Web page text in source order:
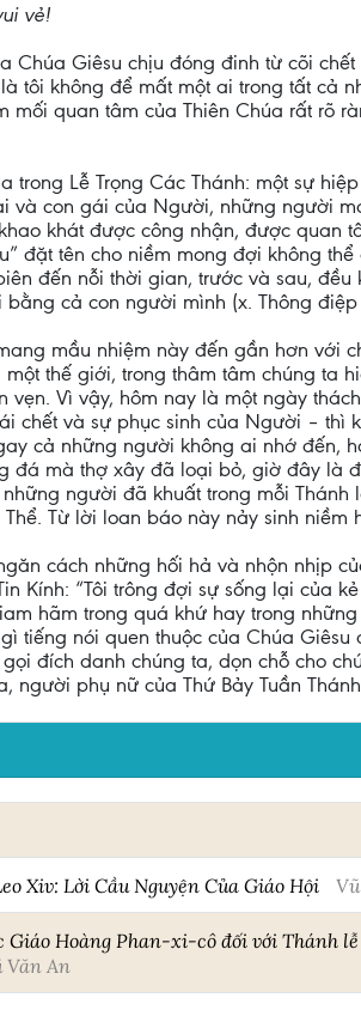
vẻ!
Chúa Giêsu chịu đóng đinh từ cõi
tôi không để mất một ai trong tất cả
mối quan tâm của Thiên Chúa rất rõ
Lễ Trọng Các Thánh: một sự
và con gái của Người, những người
khát được công nhận, được quan
đặt tên cho niềm mong đợi không
đến nỗi thời gian, trước và sau, đều
cả con người mình (x. Thông điệp
mầu nhiệm này đến gần hơn với
thế giới, trong thâm tâm chúng ta
Vì vậy, hôm nay là một ngày
chết và sự phục sinh của Người – thì
cả những người không ai nhớ
mà thợ xây đã loại bỏ, giờ đây là
người đã khuất trong mỗi
Từ lời loan báo này nảy sinh niềm
cách những hối hả và nhộn nhịp
Kính: “Tôi trông đợi sự sống lại của
hãm trong quá khứ hay trong
tiếng nói quen thuộc của Chúa
đích danh chúng ta, dọn chỗ cho
người phụ nữ của Thứ Bảy Tuần
Xiv: Lời Cầu Nguyện Của Giáo Hội
Giáo Hoàng Phan-xi-cô đối với Thánh
Văn An